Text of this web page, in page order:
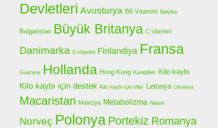
Devletleri Avusturya B6 Vitamini Belçika
Bulgaristan Büyük Britanya C vitamini
Danimarka E vitamini Finlandiya Fransa
Guarana Hollanda Hong Kong Karabiber Kilo kaybı
Kilo kaybı için destek Kilo kaybı için otlar Letonya Litvanya
Macaristan Malezya Metabolizma Niasin
Norveç Polonya Portekiz Romanya